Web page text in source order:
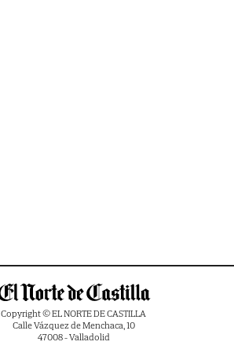
Copyright © EL NORTE DE CASTILLA
Calle Vázquez de Menchaca, 10
47008 - Valladolid